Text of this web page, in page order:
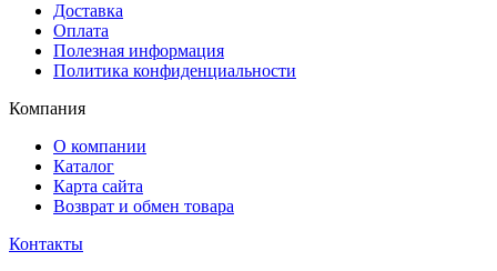
Доставка
Оплата
Полезная информация
Политика конфиденциальности
Компания
О компании
Каталог
Карта сайта
Возврат и обмен товара
Контакты